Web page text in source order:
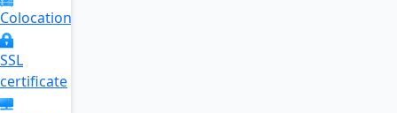
Colocation
SSL
certificate